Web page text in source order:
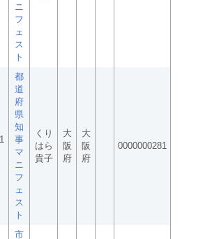
ニ
フ
ェ
ス
ト
都
道
府
県
知
事
マ
ニ
フ
ェ
ス
ト
くり
はら
貴子
大
阪
府
大
阪
府
0000000281
市